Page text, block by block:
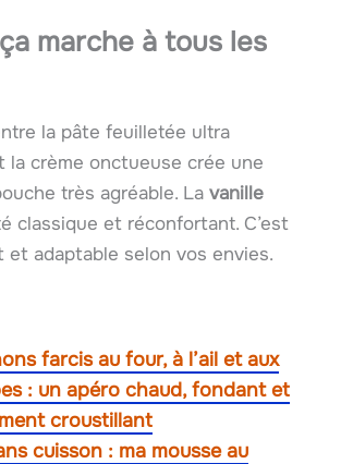
marche à tous les
la pâte feuilletée ultra
la crème onctueuse crée une
très agréable. La vanille
classique et réconfortant. C’est
et adaptable selon vos envies.
farcis au four, à l’ail et aux
: un apéro chaud, fondant et
croustillant
cuisson : ma mousse au